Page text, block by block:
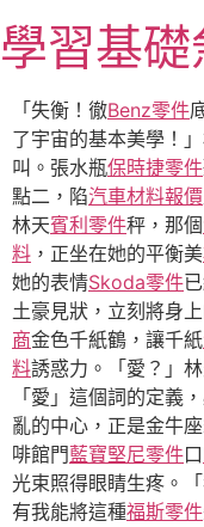
至
主
內
容
學習基
「失衡！徹Benz零件
了宇宙的基本美學！
叫。張水瓶保時捷零件
點二，陷汽車材料報價
林天賓利零件秤，那個
料 ，正坐在她的平衡美
她的表情Skoda零件
土豪見狀，立刻將身
商金色千紙鶴，讓千紙
料誘惑力。「愛？」
「愛」這個詞的定義
亂的中心，正是金牛
啡館門藍寶堅尼零件口
光束照得眼睛生疼。
有我能將這種福斯零件